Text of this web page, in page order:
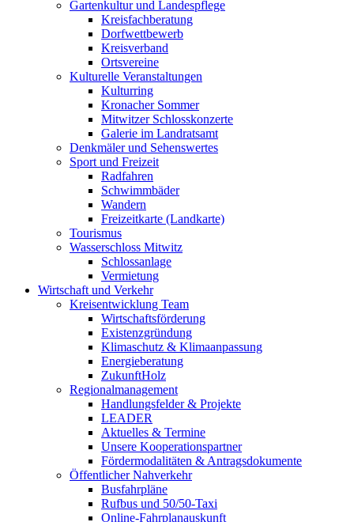
Gartenkultur und Landespflege
Kreisfachberatung
Dorfwettbewerb
Kreisverband
Ortsvereine
Kulturelle Veranstaltungen
Kulturring
Kronacher Sommer
Mitwitzer Schlosskonzerte
Galerie im Landratsamt
Denkmäler und Sehenswertes
Sport und Freizeit
Radfahren
Schwimmbäder
Wandern
Freizeitkarte (Landkarte)
Tourismus
Wasserschloss Mitwitz
Schlossanlage
Vermietung
Wirtschaft und Verkehr
Kreisentwicklung Team
Wirtschaftsförderung
Existenzgründung
Klimaschutz & Klimaanpassung
Energieberatung
ZukunftHolz
Regionalmanagement
Handlungsfelder & Projekte
LEADER
Aktuelles & Termine
Unsere Kooperationspartner
Fördermodalitäten & Antragsdokumente
Öffentlicher Nahverkehr
Busfahrpläne
Rufbus und 50/50-Taxi
Online-Fahrplanauskunft